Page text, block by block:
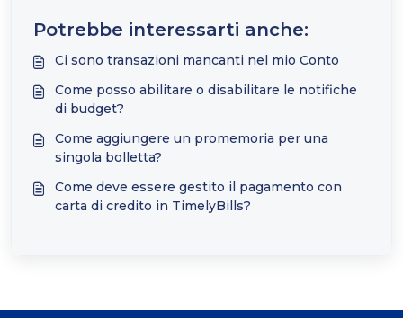
Potrebbe interessarti anche:
Ci sono transazioni mancanti nel mio Conto
Come posso abilitare o disabilitare le notifiche
di budget?
Come aggiungere un promemoria per una
singola bolletta?
Come deve essere gestito il pagamento con
carta di credito in TimelyBills?